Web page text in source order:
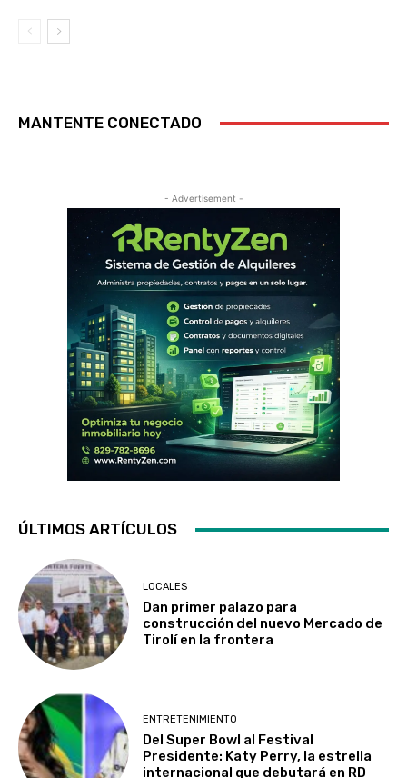
MANTENTE CONECTADO
- Advertisement -
ÚLTIMOS ARTÍCULOS
LOCALES
Dan primer palazo para
construcción del nuevo Mercado de
Tirolí en la frontera
ENTRETENIMIENTO
Del Super Bowl al Festival
Presidente: Katy Perry, la estrella
internacional que debutará en RD